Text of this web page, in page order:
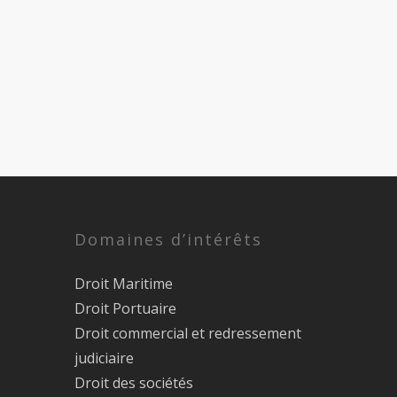
Domaines d’intérêts
Droit Maritime
Droit Portuaire
Droit commercial et redressement
judiciaire
Droit des sociétés